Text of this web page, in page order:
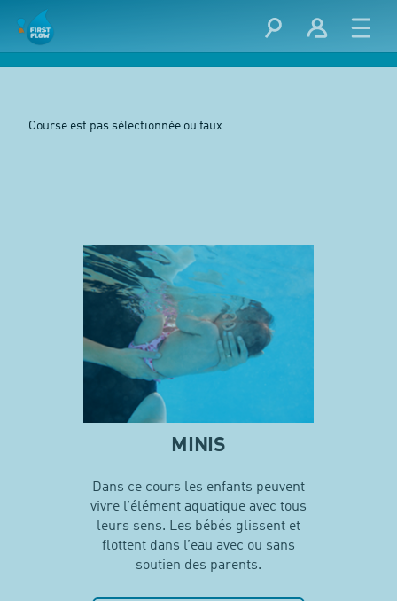
Course est pas sélectionnée ou faux.
MINIS
Dans ce cours les enfants peuvent
vivre l’élément aquatique avec tous
leurs sens. Les bébés glissent et
flottent dans l’eau avec ou sans
soutien des parents.